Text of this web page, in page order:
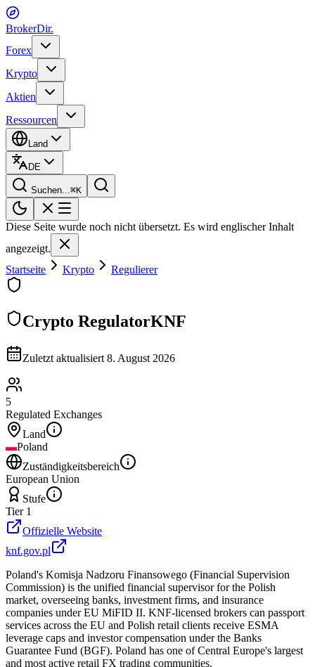
BrokerDir.
Forex
Krypto
Aktien
Ressourcen
Land
DE
Suchen...⌘K
Diese Seite wurde noch nicht übersetzt. Es wird englischer Inhalt
angezeigt.
Startseite
Krypto Regulierer
Crypto RegulatorKNF
Zuletzt aktualisiert 8. August 2026
5
Regulated Exchanges
Land
Poland
Zuständigkeitsbereich
European Union
Stufe
Tier 1
Offizielle Website
knf.gov.pl
Poland's Komisja Nadzoru Finansowego (Financial Supervision
Commission) is the unified financial supervisor for the Polish
market, overseeing banks, investment firms, and insurance
companies under EU MiFID II. KNF-licensed brokers can passport
services across the EU and Polish retail clients receive ESMA
leverage caps and investor compensation under the Banks
Guarantee Fund (BGF). Poland has one of Central Europe's largest
and most active retail FX trading communities.